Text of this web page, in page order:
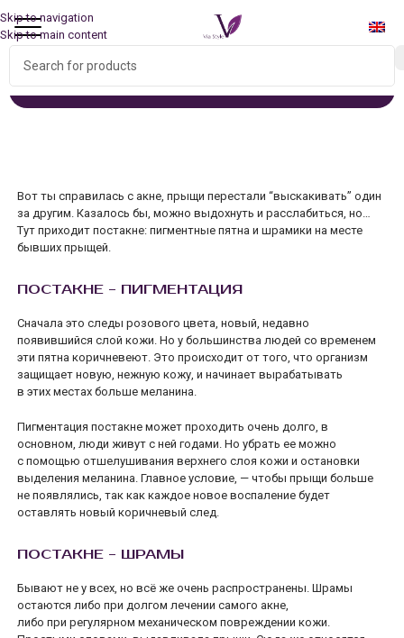
Skip to navigation
Skip to main content
ПОСТАКНЕ
Вот ты справилась с акне, прыщи перестали “выскакивать” один
за другим. Казалось бы, можно выдохнуть и расслабиться, но…
Тут приходит постакне: пигментные пятна и шрамики на месте
бывших прыщей.
ПОСТАКНЕ - ПИГМЕНТАЦИЯ
Сначала это следы розового цвета, новый, недавно
появившийся слой кожи. Но у большинства людей со временем
эти пятна коричневеют. Это происходит от того, что организм
защищает новую, нежную кожу, и начинает вырабатывать
в этих местах больше меланина.
Пигментация постакне может проходить очень долго, в
основном, люди живут с ней годами. Но убрать ее можно
с помощью отшелушивания верхнего слоя кожи и остановки
выделения меланина. Главное условие, — чтобы прыщи больше
не появлялись, так как каждое новое воспаление будет
оставлять новый коричневый след.
ПОСТАКНЕ - ШРАМЫ
Бывают не у всех, но всё же очень распространены. Шрамы
остаются либо при долгом лечении самого акне,
либо при регулярном механическом повреждении кожи.